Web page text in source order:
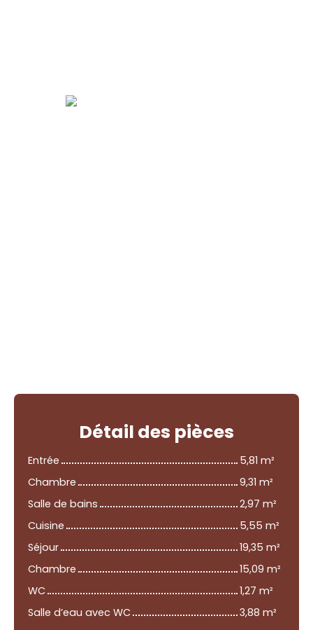
Détail des pièces
Entrée
5,81 m²
Chambre
9,31 m²
Salle de bains
2,97 m²
Cuisine
5,55 m²
Séjour
19,35 m²
Chambre
15,09 m²
WC
1,27 m²
Salle d’eau avec WC
3,88 m²